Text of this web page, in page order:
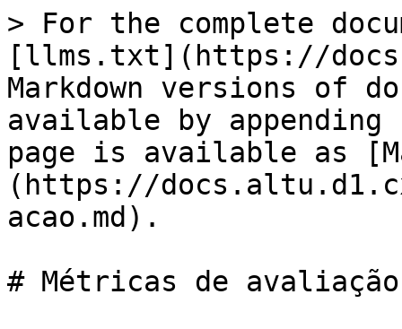
> For the complete
[llms.txt](https://
Markdown versions of
available by
page is available as
(https://
acao.md).
# Métricas de avaliação